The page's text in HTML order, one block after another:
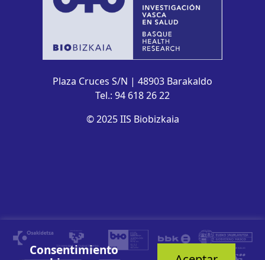
Plaza Cruces S/N | 48903 Barakaldo
Tel.: 94 618 26 22
© 2025 IIS Biobizkaia
Consentimiento